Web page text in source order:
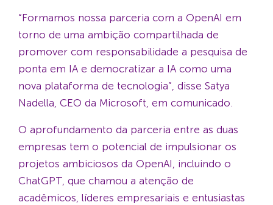
“Formamos nossa parceria com a OpenAI em
torno de uma ambição compartilhada de
promover com responsabilidade a pesquisa de
ponta em IA e democratizar a IA como uma
nova plataforma de tecnologia”, disse Satya
Nadella, CEO da Microsoft, em comunicado.
O aprofundamento da parceria entre as duas
empresas tem o potencial de impulsionar os
projetos ambiciosos da OpenAI, incluindo o
ChatGPT, que chamou a atenção de
acadêmicos, líderes empresariais e entusiastas